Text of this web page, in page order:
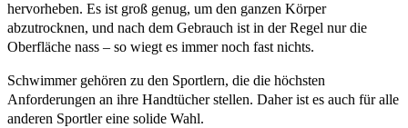
hervorheben. Es ist groß genug, um den ganzen Körper
abzutrocknen, und nach dem Gebrauch ist in der Regel nur die
Oberfläche nass – so wiegt es immer noch fast nichts.
Schwimmer gehören zu den Sportlern, die die höchsten
Anforderungen an ihre Handtücher stellen. Daher ist es auch für alle
anderen Sportler eine solide Wahl.